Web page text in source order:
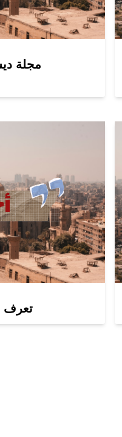
مجلة
تعرف